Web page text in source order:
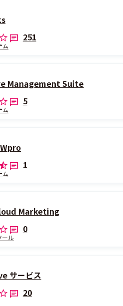
251
ム
Management Suite
5
ム
1
ム
Marketing
0
ール
サービス
20